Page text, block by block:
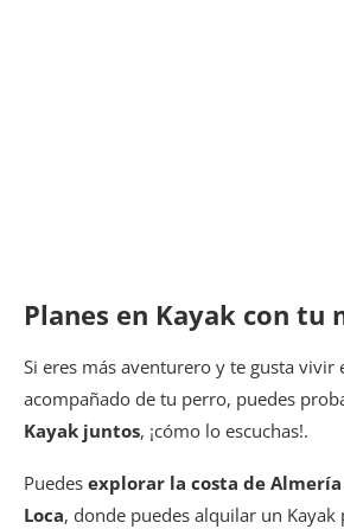
Planes en Kayak con tu
Si eres más aventurero y te gusta vivir
acompañado de tu perro, puedes
Kayak juntos, ¡cómo lo escuchas!.
Puedes explorar la costa de Almería
Loca, donde puedes alquilar un